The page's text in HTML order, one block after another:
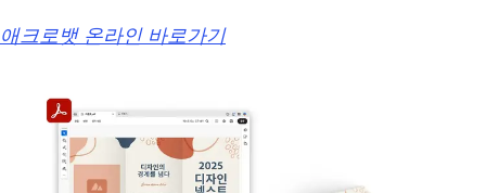
애크로뱃 온라인 바로가기